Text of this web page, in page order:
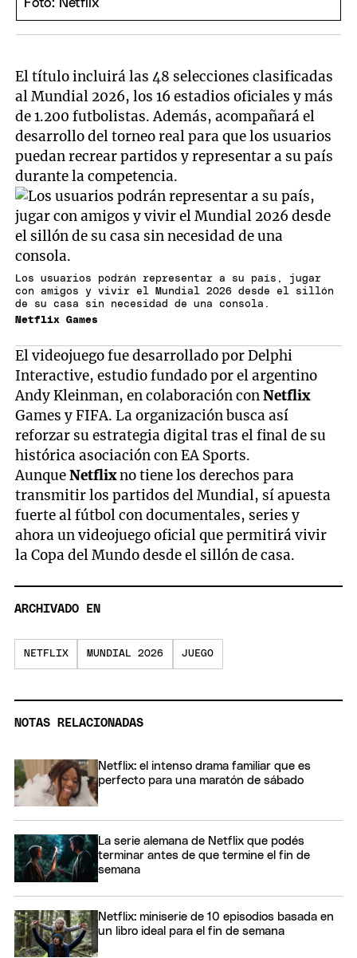
El título incluirá las 48 selecciones clasificadas
al Mundial 2026, los 16 estadios oficiales y más
de 1.200 futbolistas. Además, acompañará el
desarrollo del torneo real para que los usuarios
puedan recrear partidos y representar a su país
durante la competencia.
Los usuarios podrán representar a su país, jugar
con amigos y vivir el Mundial 2026 desde el sillón
de su casa sin necesidad de una consola.
Netflix Games
El videojuego fue desarrollado por Delphi
Interactive, estudio fundado por el argentino
Andy Kleinman, en colaboración conNetflix
Games y FIFA. La organización busca así
reforzar su estrategia digital tras el final de su
histórica asociación con EA Sports.
AunqueNetflixno tiene los derechos para
transmitir los partidos del Mundial, sí apuesta
fuerte al fútbol con documentales, series y
ahora un videojuego oficial que permitirá vivir
la Copa del Mundo desde el sillón de casa.
ARCHIVADO EN
NETFLIX MUNDIAL 2026 JUEGO
NOTAS RELACIONADAS
Netflix: el intenso drama familiar que es
perfecto para una maratón de sábado
La serie alemana de Netflix que podés
terminar antes de que termine el fin de
semana
Netflix: miniserie de 10 episodios basada en
un libro ideal para el fin de semana